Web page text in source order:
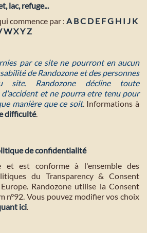
lac, refuge...
commence par : A BC D E FG H I J K
WXYZ
par ce site ne pourront en aucun
de Randozone et des personnes
site. Randozone décline toute
d'accident et ne pourra etre tenu pour
manière que ce soit. Informations à
difficulté.
de confidentialité
et est conforme à l'ensemble des
du Transparency & Consent
Randozone utilise la Consent
n°92. Vous pouvez modifier vos choix
ici.